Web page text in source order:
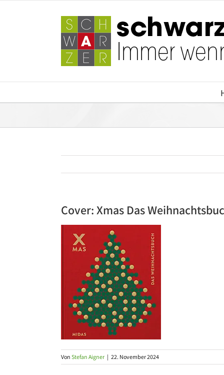
Cover: Xmas Das
Von Stefan Aigner | 22. November 2024